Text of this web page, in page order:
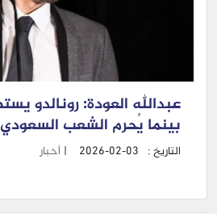
عبدالله العودة: رونالدو
بينما يُحرم الشعب
التاريخ : 2026-02-03
| أخبار